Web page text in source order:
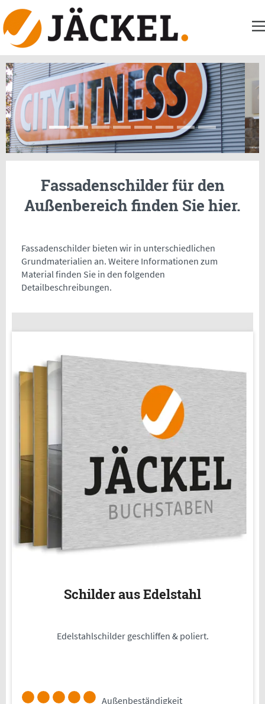
Fassadenschilder für den
Außenbereich finden Sie hier.
Fassadenschilder bieten wir in unterschiedlichen
Grundmaterialien an. Weitere Informationen zum
Material finden Sie in den folgenden
Detailbeschreibungen.
Schilder aus Edelstahl
Edelstahlschilder geschliffen & poliert.
Außenbeständigkeit